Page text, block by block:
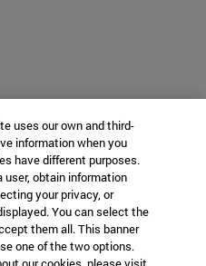
uses our own and third-
information when you
have different purposes.
user, obtain information
your privacy, or
You can select the
them all. This banner
one of the two options.